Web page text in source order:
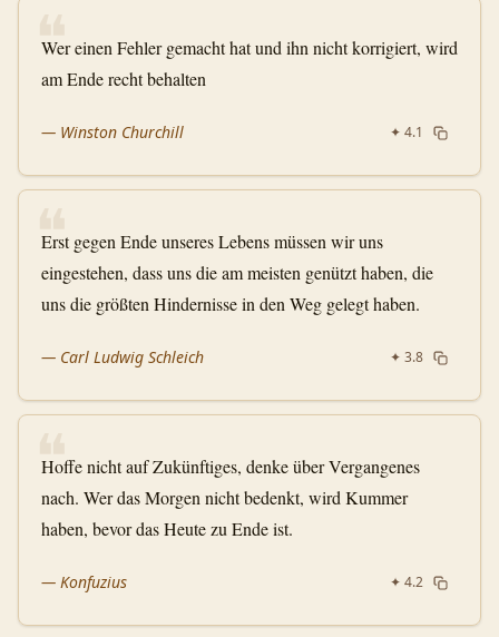
10
12
13
❝
Wer einen Fehler gemacht hat und ihn nicht korrigiert, wird
am Ende recht behalten
— Winston Churchill ✦ 4.1
❝
Erst gegen Ende unseres Lebens müssen wir uns
eingestehen, dass uns die am meisten genützt haben, die
uns die größten Hindernisse in den Weg gelegt haben.
— Carl Ludwig Schleich ✦ 3.8
❝
Hoffe nicht auf Zukünftiges, denke über Vergangenes
nach. Wer das Morgen nicht bedenkt, wird Kummer
haben, bevor das Heute zu Ende ist.
— Konfuzius ✦ 4.2